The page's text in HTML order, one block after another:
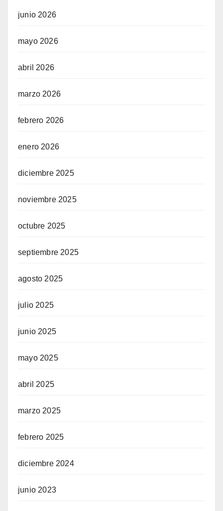
junio 2026
mayo 2026
abril 2026
marzo 2026
febrero 2026
enero 2026
diciembre 2025
noviembre 2025
octubre 2025
septiembre 2025
agosto 2025
julio 2025
junio 2025
mayo 2025
abril 2025
marzo 2025
febrero 2025
diciembre 2024
junio 2023